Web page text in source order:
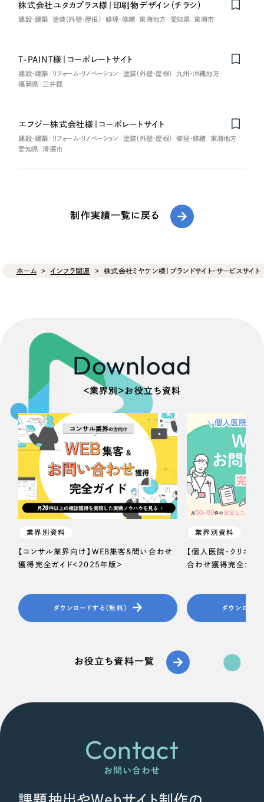
株式会社ユタカプラス様｜印刷物デザイン（チラシ）
建設・建築 塗装（外壁・屋根） 修理・修繕 東海地方 愛知県 東海市
T-PAINT様｜コーポレートサイト
建設・建築 リフォーム・リノベーション 塗装（外壁・屋根）
九州・沖縄地方
福岡県
三井郡
エフジー株式会社様｜コーポレートサイト
建設・建築 リフォーム・リノベーション 塗装（外壁・屋根） 修理・修繕
東海地方
愛知県
清須市
制作実績一覧に戻る
ホーム インフラ関連 株式会社ミヤケン様｜ブランドサイト・サービスサイト
Download
＜業界別＞お役立ち資料
業界別資料
【コンサル業界向け】WEB集客＆問い合わせ
獲得完全ガイド＜2025年版＞
ダウンロードする（無料）
業界別資料
【個人医院・クリニッ
合わせ獲得完全ガイ
ダウンロード
お役立ち資料一覧
Contact
お問い合わせ